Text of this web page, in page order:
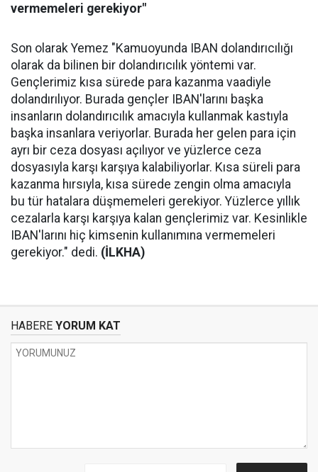
vermemeleri gerekiyor"
Son olarak Yemez "Kamuoyunda IBAN dolandırıcılığı
olarak da bilinen bir dolandırıcılık yöntemi var.
Gençlerimiz kısa sürede para kazanma vaadiyle
dolandırılıyor. Burada gençler IBAN'larını başka
insanların dolandırıcılık amacıyla kullanmak kastıyla
başka insanlara veriyorlar. Burada her gelen para için
ayrı bir ceza dosyası açılıyor ve yüzlerce ceza
dosyasıyla karşı karşıya kalabiliyorlar. Kısa süreli para
kazanma hırsıyla, kısa sürede zengin olma amacıyla
bu tür hatalara düşmemeleri gerekiyor. Yüzlerce yıllık
cezalarla karşı karşıya kalan gençlerimiz var. Kesinlikle
IBAN'larını hiç kimsenin kullanımına vermemeleri
gerekiyor." dedi. (İLKHA)
HABERE YORUM KAT